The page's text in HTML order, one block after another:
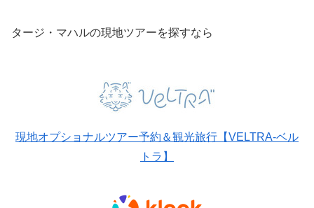
タージ・マハルの現地ツアーを探すなら
現地オプショナルツアー予約＆観光旅行【VELTRA-ベル
トラ】